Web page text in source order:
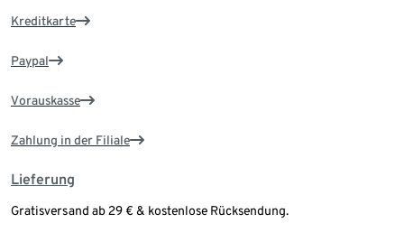
Kreditkarte
Paypal
Vorauskasse
Zahlung in der Filiale
Lieferung
Gratisversand ab 29 € & kostenlose Rücksendung.